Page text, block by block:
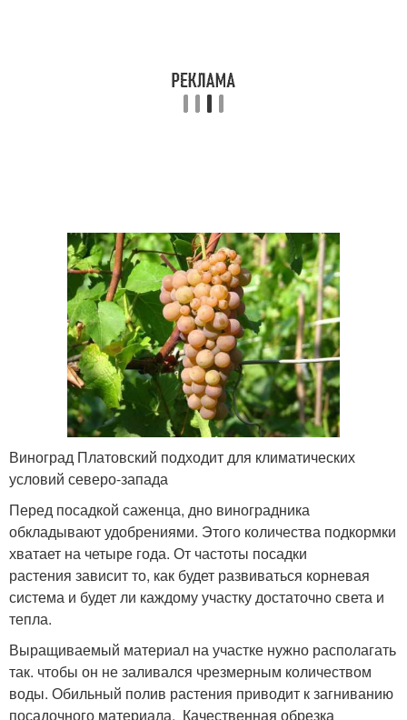
Виноград Платовский подходит для климатических
условий северо-запада
Перед посадкой саженца, дно виноградника
обкладывают удобрениями. Этого количества подкормки
хватает на четыре года. От частоты посадки
растения зависит то, как будет развиваться корневая
система и будет ли каждому участку достаточно света и
тепла.
Выращиваемый материал на участке нужно располагать
так. чтобы он не заливался чрезмерным количеством
воды. Обильный полив растения приводит к загниванию
посадочного материала. Качественная обрезка